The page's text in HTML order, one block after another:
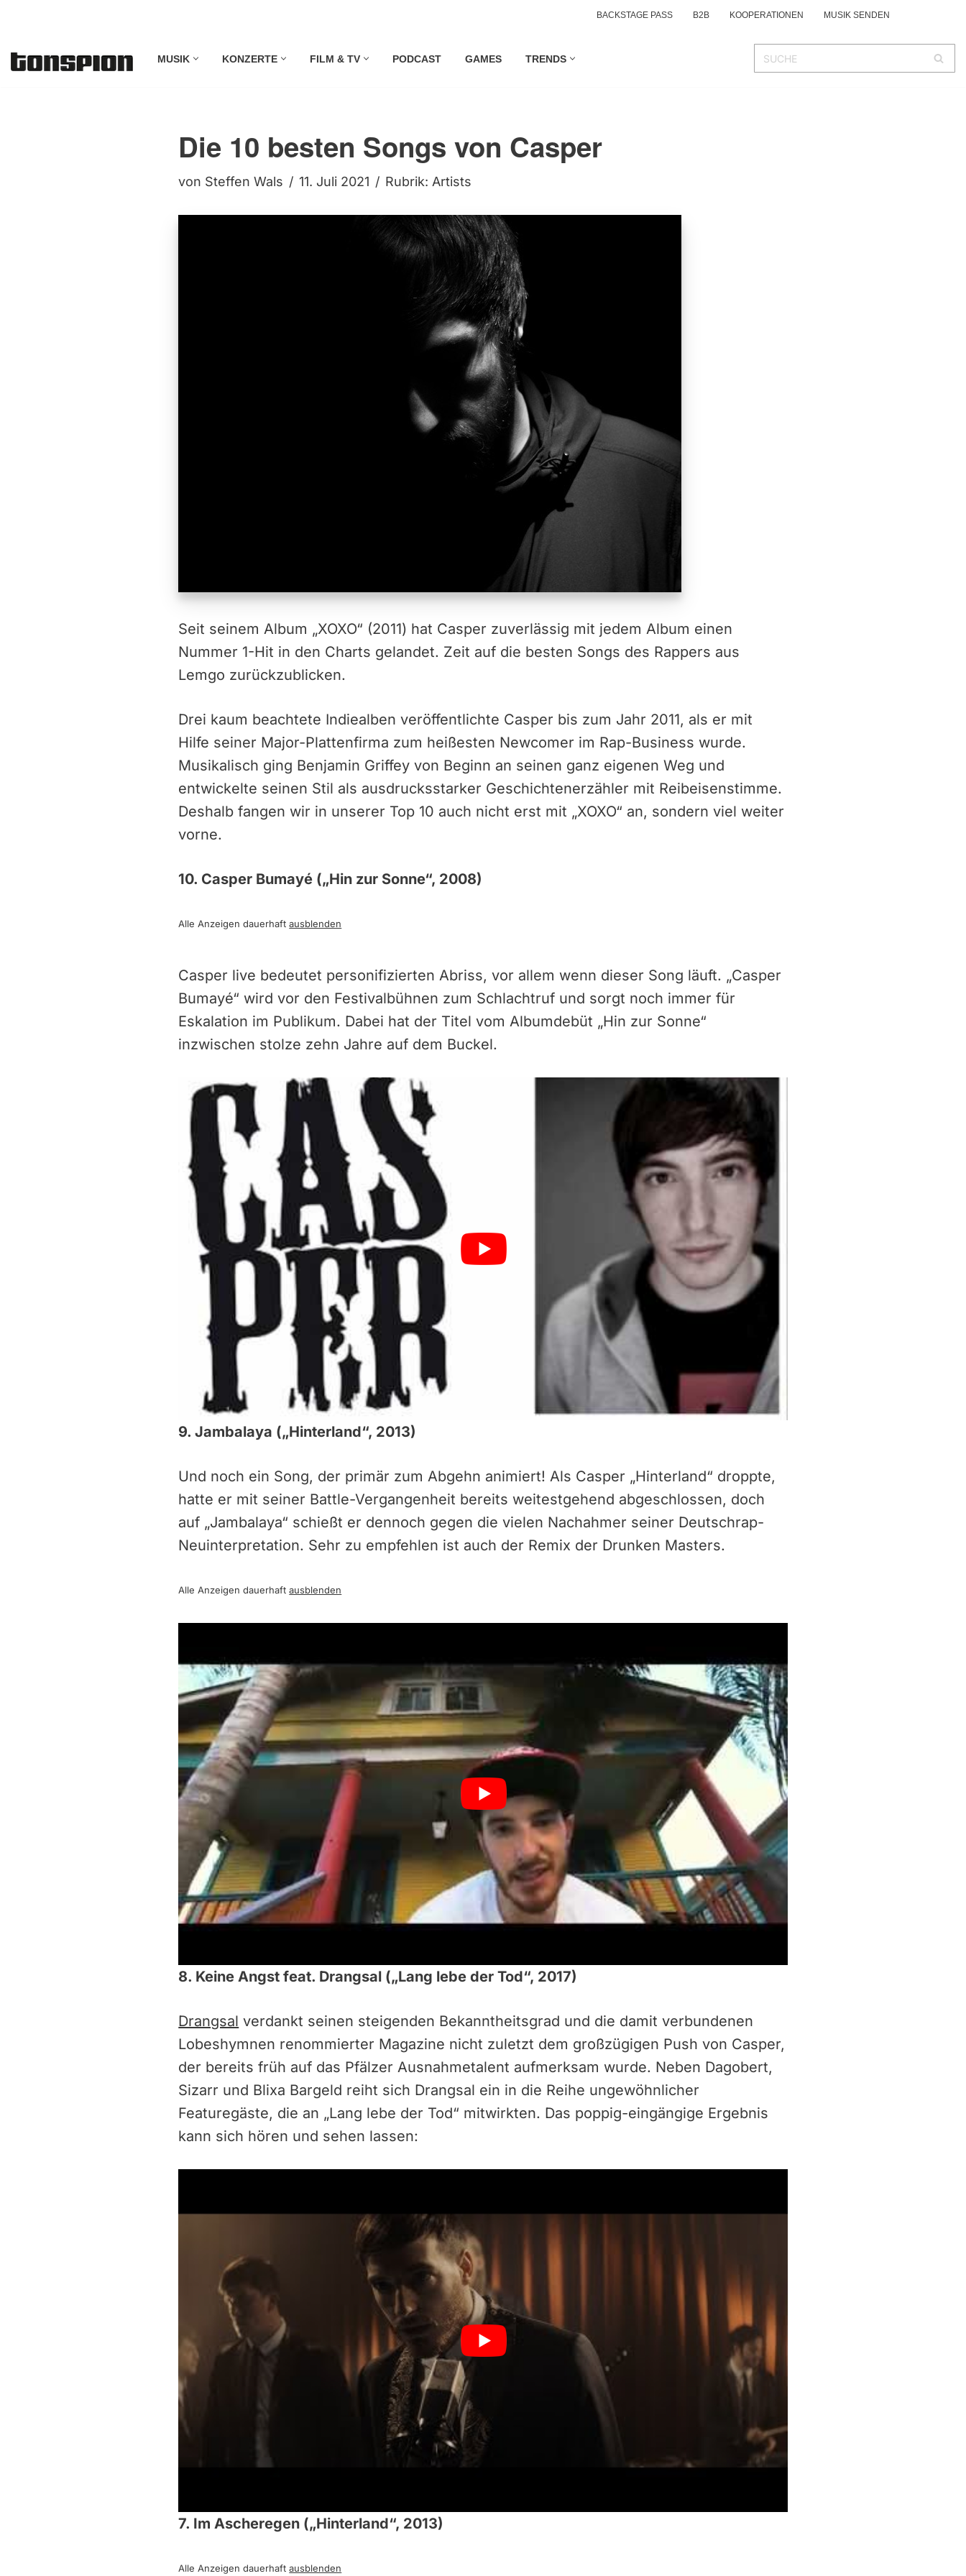
Inhalt
BACKSTAGE PASS B2B KOOPERATIONEN MUSIK SENDEN
MUSIK KONZERTE FILM & TV PODCAST GAMES TRENDS
Die 10 besten Songs von Casper
von Steffen Wals 11. Juli 2021 Rubrik: Artists
Seit seinem Album „XOXO“ (2011) hat Casper zuverlässig mit jedem Album einen
Nummer 1-Hit in den Charts gelandet. Zeit auf die besten Songs des Rappers aus
Lemgo zurückzublicken.
Drei kaum beachtete Indiealben veröffentlichte Casper bis zum Jahr 2011, als er mit
Hilfe seiner Major-Plattenfirma zum heißesten Newcomer im Rap-Business wurde.
Musikalisch ging Benjamin Griffey von Beginn an seinen ganz eigenen Weg und
entwickelte seinen Stil als ausdrucksstarker Geschichtenerzähler mit Reibeisenstimme.
Deshalb fangen wir in unserer Top 10 auch nicht erst mit „XOXO“ an, sondern viel weiter
vorne.
10. Casper Bumayé („Hin zur Sonne“, 2008)
Alle Anzeigen dauerhaftausblenden
Casper live bedeutet personifizierten Abriss, vor allem wenn dieser Song läuft. „Casper
Bumayé“ wird vor den Festivalbühnen zum Schlachtruf und sorgt noch immer für
Eskalation im Publikum. Dabei hat der Titel vom Albumdebüt „Hin zur Sonne“
inzwischen stolze zehn Jahre auf dem Buckel.
9. Jambalaya („Hinterland“, 2013)
Und noch ein Song, der primär zum Abgehn animiert! Als Casper „Hinterland“ droppte,
hatte er mit seiner Battle-Vergangenheit bereits weitestgehend abgeschlossen, doch
auf „Jambalaya“ schießt er dennoch gegen die vielen Nachahmer seiner Deutschrap-
Neuinterpretation. Sehr zu empfehlen ist auch der Remix der Drunken Masters.
Alle Anzeigen dauerhaftausblenden
8. Keine Angst feat. Drangsal („Lang lebe der Tod“, 2017)
Drangsal verdankt seinen steigenden Bekanntheitsgrad und die damit verbundenen
Lobeshymnen renommierter Magazine nicht zuletzt dem großzügigen Push von Casper,
der bereits früh auf das Pfälzer Ausnahmetalent aufmerksam wurde. Neben Dagobert,
Sizarr und Blixa Bargeld reiht sich Drangsal ein in die Reihe ungewöhnlicher
Featuregäste, die an „Lang lebe der Tod“ mitwirkten. Das poppig-eingängige Ergebnis
kann sich hören und sehen lassen:
7. Im Ascheregen („Hinterland“, 2013)
Alle Anzeigen dauerhaftausblenden